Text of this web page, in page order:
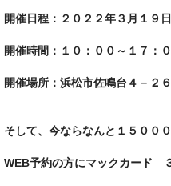
開催日程：２０２２年３月１９
開催時間：１０：００～１７
開催場所：浜松市佐鳴台４－２
そして、今ならなんと１５００
WEB予約の方にマックカード